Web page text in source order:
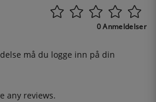
0 Anmeldelser
må du logge inn på din
any reviews.